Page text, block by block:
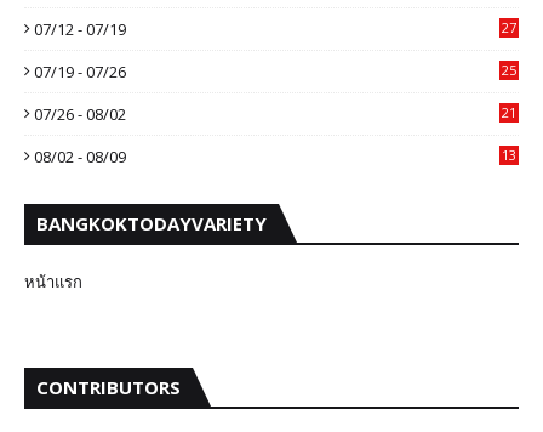
07/12 - 07/19 27
07/19 - 07/26 25
07/26 - 08/02 21
08/02 - 08/09 13
BANGKOKTODAYVARIETY
หน้าแรก
CONTRIBUTORS